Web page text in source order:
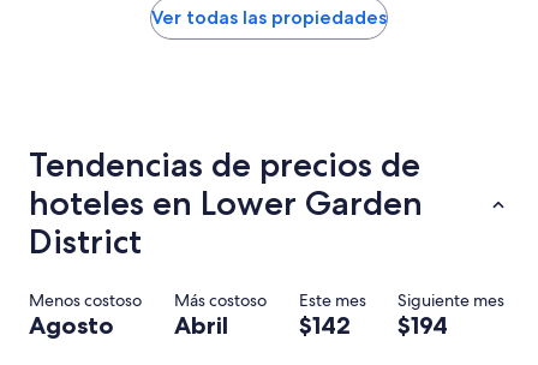
n
g
t
h
h
o
t
con
base
en
una
estancia
1
noche
para
Ver todas las propiedades
Tendencias de precios de
hoteles en Lower Garden
District
Menos costoso Más costoso Este mes Siguiente mes
Agosto Abril $142 $194